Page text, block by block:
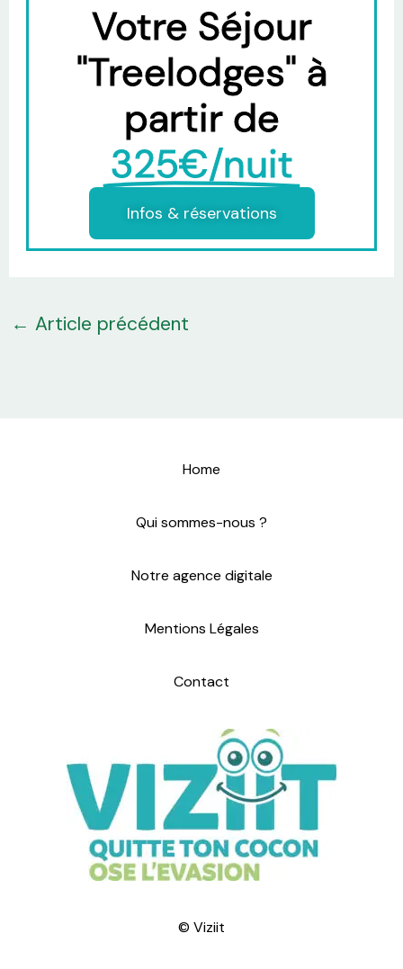
Votre Séjour
"Treelodges" à
partir de
325€/nuit
Infos & réservations
← Article précédent
Home
Qui sommes-nous ?
Notre agence digitale
Mentions Légales
Contact
© Viziit